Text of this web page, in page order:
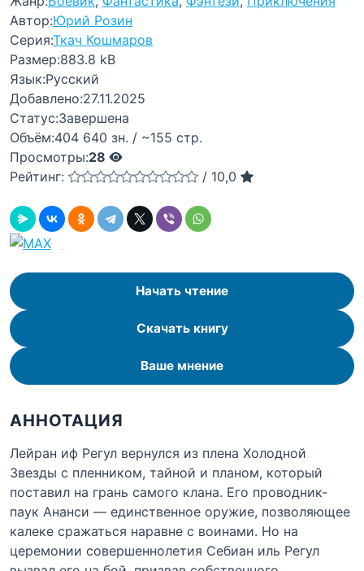
Автор:Юрий Розин
Серия:Ткач Кошмаров
Размер:883.8 kB
Язык:Русский
Добавлено:27.11.2025
Статус:Завершена
Объём:404 640 зн. / ~155 стр.
Просмотры:28
Рейтинг:
/ 10,0
Начать чтение
Скачать книгу
Ваше мнение
АННОТАЦИЯ
Лейран иф Регул вернулся из плена Холодной
Звезды с пленником, тайной и планом, который
поставил на грань самого клана. Его проводник-
паук Ананси — единственное оружие, позволяющее
калеке сражаться наравне с воинами. Но на
церемонии совершеннолетия Себиан иль Регул